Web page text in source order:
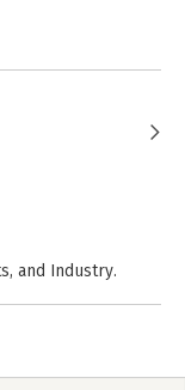
and Industry.